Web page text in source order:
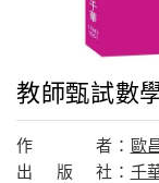
教師甄試數
作 者： 歐
出
版 社： 千